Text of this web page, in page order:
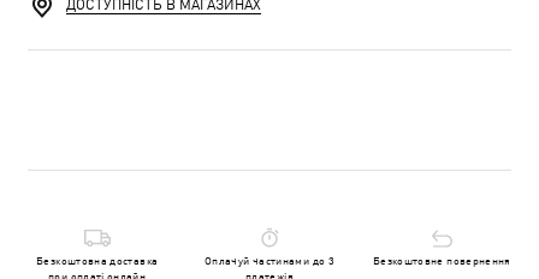
ДОСТУПНІСТЬ В МАГАЗИНАХ
Безкоштовна доставка
при оплаті онлайн
Оплачуй частинами до 3
платежів
Безкоштовне повернення